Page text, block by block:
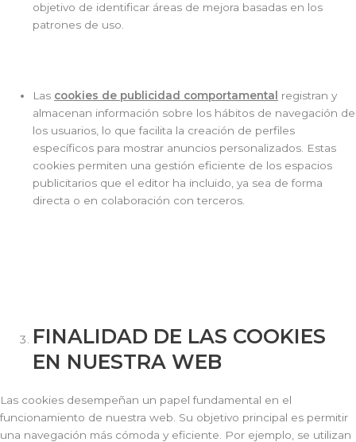
objetivo de identificar áreas de mejora basadas en los
patrones de uso.
Las cookies de publicidad comportamental
registran y
almacenan información sobre los hábitos de navegación de
los usuarios, lo que facilita la creación de perfiles
específicos para mostrar anuncios personalizados. Estas
cookies permiten una gestión eficiente de los espacios
publicitarios que el editor ha incluido, ya sea de forma
directa o en colaboración con terceros.
FINALIDAD DE LAS COOKIES
EN NUESTRA WEB
Las cookies desempeñan un papel fundamental en el
funcionamiento de nuestra web. Su objetivo principal es permitir
una navegación más cómoda y eficiente. Por ejemplo, se utilizan